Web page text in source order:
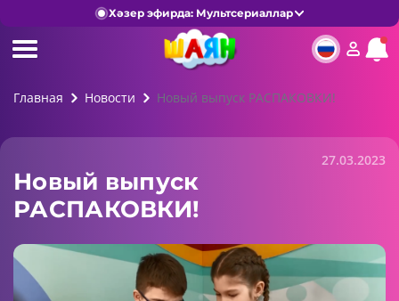
Хәзер эфирда: Мультсериаллар
Главная Новости Новый выпуск РАСПАКОВКИ!
27.03.2023
Новый выпуск
РАСПАКОВКИ!